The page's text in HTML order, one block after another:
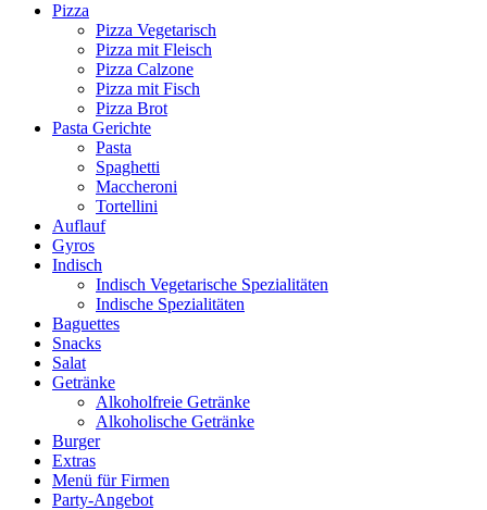
Pizza
Pizza Vegetarisch
Pizza mit Fleisch
Pizza Calzone
Pizza mit Fisch
Pizza Brot
Pasta Gerichte
Pasta
Spaghetti
Maccheroni
Tortellini
Auflauf
Gyros
Indisch
Indisch Vegetarische Spezialitäten
Indische Spezialitäten
Baguettes
Snacks
Salat
Getränke
Alkoholfreie Getränke
Alkoholische Getränke
Burger
Extras
Menü für Firmen
Party-Angebot